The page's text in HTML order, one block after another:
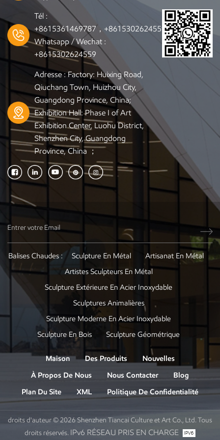
vous avez besoin
Tél :
+8615361469787，+8615302624559
Whatsapp / Wechat :
+8615302624559
Adresse : Factory: Huixing Road,
Qiuchang Town, Huizhou City,
Guangdong Province, China;
Exhibition Hall: Phase I of Art
Exhibition Center, Luohu District,
Shenzhen City, Guangdong
Province, China ；
Balises Chaudes : Sculpture En Métal
Artisanat En Métal
Artistes Sculpteurs En Métal
Sculpture Extérieure En Acier Inoxydable
Sculptures Animalières
Sculpture Moderne En Acier Inoxydable
Sculpture En Bois
Sculpture Géométrique
Maison Des Produits
Nouvelles
À Propos De Nous
Nous Contacter
Blog
Plan Du Site
XML Politique De Confidentialité
droits d'auteur © 2026 Shenzhen Tiancai Culture et Art Co., Ltd. Tous
droits réservés. IPv6 RÉSEAU PRIS EN CHARGE